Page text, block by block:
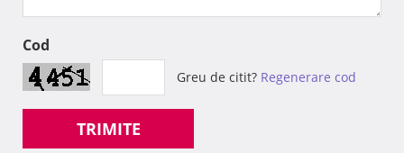
Cod
Greu de citit? Regenerare cod
TRIMITE